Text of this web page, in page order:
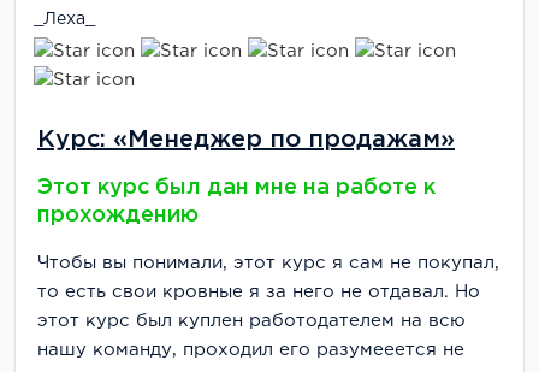
_Леха_
Курс: «Менеджер по продажам»
Этот курс был дан мне на работе к
прохождению
Чтобы вы понимали, этот курс я сам не покупал,
то есть свои кровные я за него не отдавал. Но
этот курс был куплен работодателем на всю
нашу команду, проходил его разумееется не